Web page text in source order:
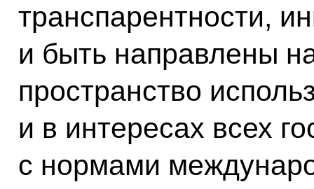
транспарентности,
и быть направлены
пространство
и в интересах всех
с нормами